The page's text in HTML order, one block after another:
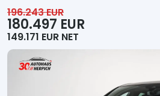
Motociclete
Autoutilitare
Alte tipuri vehicule
196.243 EUR
180.497 EUR
149.171 EUR NET